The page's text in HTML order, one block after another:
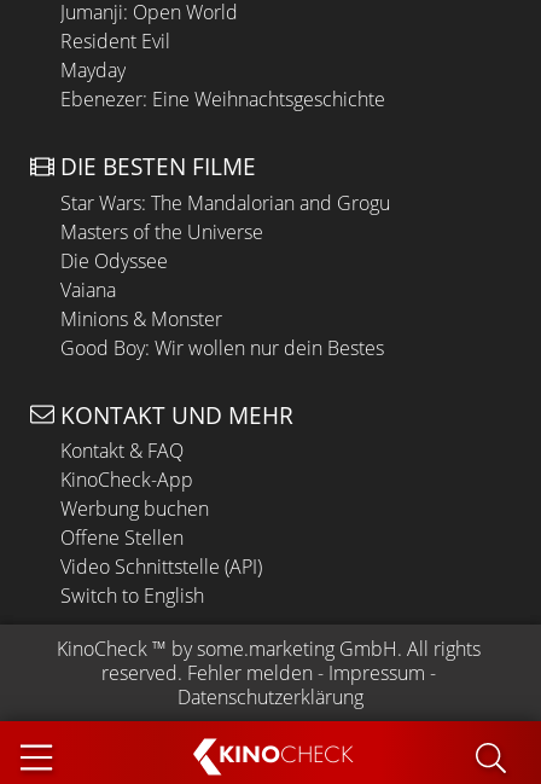
KINOCHECK
Jumanji: Open World
Resident Evil
Mayday
Ebenezer: Eine Weihnachtsgeschichte
DIE BESTEN FILME
Star Wars: The Mandalorian and Grogu
Masters of the Universe
Die Odyssee
Vaiana
Minions & Monster
Good Boy: Wir wollen nur dein Bestes
KONTAKT UND MEHR
Kontakt & FAQ
KinoCheck-App
Werbung buchen
Offene Stellen
Video Schnittstelle (API)
Switch to English
KinoCheck ™ by some.marketing GmbH. All rights
reserved. Fehler melden - Impressum -
Datenschutzerklärung